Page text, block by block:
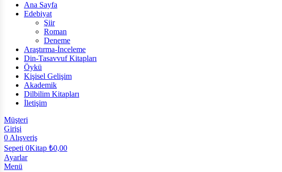
Ana Sayfa
Edebiyat
Şiir
Roman
Deneme
Araştırma-İnceleme
Din-Tasavvuf Kitapları
Öykü
Kişisel Gelişim
Akademik
Dilbilim Kitapları
İletişim
Müşteri
Girişi
0 Alışveriş
Sepeti 0Kitap ₺0,00
Ayarlar
Menü